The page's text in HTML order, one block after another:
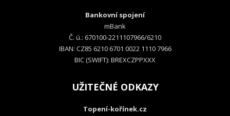
Bankovní spojení
mBank
Č. ú.: 670100-2211107966/6210
IBAN: CZ85 6210 6701 0022 1110 7966
BIC (SWIFT): BREXCZPPXXX
UŽITEČNÉ ODKAZY
Topení-kořínek.cz